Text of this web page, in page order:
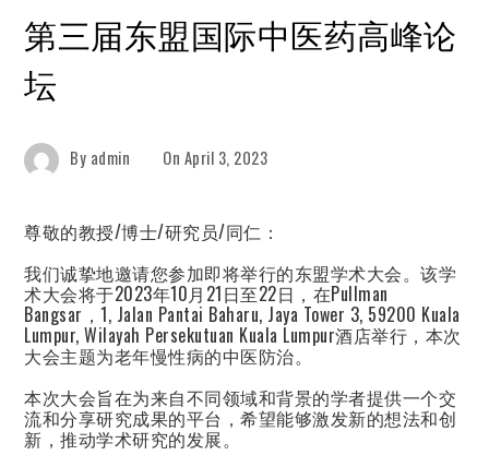
第三届东盟国际中医药高峰论
坛
By admin On April 3, 2023
尊敬的教授/博士/研究员/同仁：
我们诚挚地邀请您参加即将举行的东盟学术大会。该学
术大会将于2023年10月21日至22日，在Pullman
Bangsar，1, Jalan Pantai Baharu, Jaya Tower 3, 59200 Kuala
Lumpur, Wilayah Persekutuan Kuala Lumpur酒店举行，本次
大会主题为老年慢性病的中医防治。
本次大会旨在为来自不同领域和背景的学者提供一个交
流和分享研究成果的平台，希望能够激发新的想法和创
新，推动学术研究的发展。